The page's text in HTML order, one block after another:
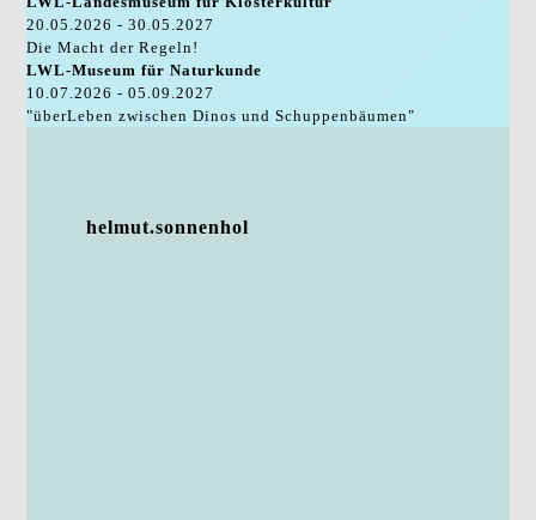
20.05.2026 - 30.05.2027
Die Macht der Regeln!
LWL-Museum für Naturkunde
10.07.2026 - 05.09.2027
"überLeben zwischen Dinos und Schuppenbäumen"
helmut.sonnenhol